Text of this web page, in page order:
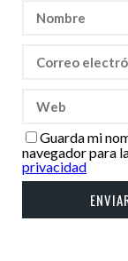
Guarda mi
navegador para
privacidad